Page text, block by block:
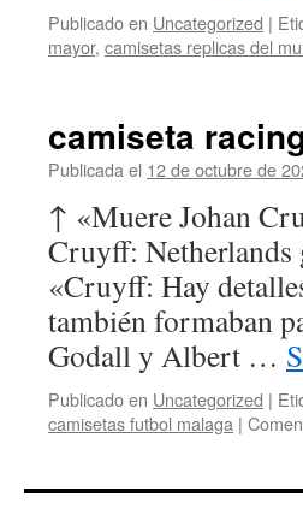
Publicado en Uncategorized |
mayor, camisetas replicas del
camiseta
Publicada el 12 de octubre de
↑ «Muere Johan
Cruyff: Netherlands
«Cruyff: Hay
también formaban
Godall y Albert …
Publicado en Uncategorized |
camisetas futbol malaga |